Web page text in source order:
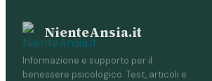
NienteAnsia.it
Informazione e supporto per il
benessere psicologico. Test, articoli e